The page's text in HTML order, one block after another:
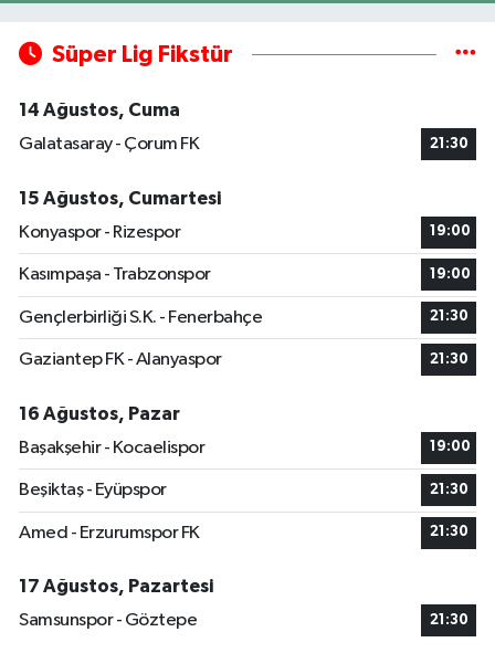
Süper Lig Fikstür
14 Ağustos, Cuma
Galatasaray - Çorum FK
21:30
15 Ağustos, Cumartesi
Konyaspor - Rizespor
19:00
Kasımpaşa - Trabzonspor 19:00
Gençlerbirliği S.K. - Fenerbahçe 21:30
Gaziantep FK - Alanyaspor 21:30
16 Ağustos, Pazar
Başakşehir - Kocaelispor
19:00
Beşiktaş - Eyüpspor 21:30
Amed - Erzurumspor FK 21:30
17 Ağustos, Pazartesi
Samsunspor - Göztepe
21:30